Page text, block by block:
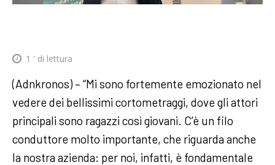
1 ' di lettura
(Adnkronos) – “Mi sono fortemente emozionato nel
vedere dei bellissimi cortometraggi, dove gli attori
principali sono ragazzi così giovani. C’è un filo
conduttore molto importante, che riguarda anche
la nostra azienda: per noi, infatti, è fondamentale